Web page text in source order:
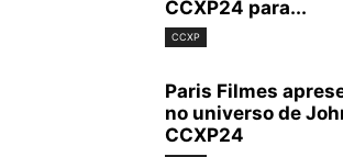
CCXP24 para...
CCXP
Paris Filmes
no universo de
CCXP24